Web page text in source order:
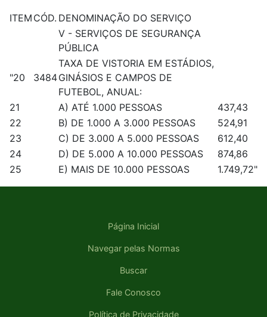
ITEM CÓD. DENOMINAÇÃO DO SERVIÇO
V - SERVIÇOS DE SEGURANÇA
PÚBLICA
"20 3484
TAXA DE VISTORIA EM ESTÁDIOS,
GINÁSIOS E CAMPOS DE
FUTEBOL, ANUAL:
21
A) ATÉ 1.000 PESSOAS
437,43
22
B) DE 1.000 A 3.000 PESSOAS
524,91
23
C) DE 3.000 A 5.000 PESSOAS
612,40
24
D) DE 5.000 A 10.000 PESSOAS
874,86
25
E) MAIS DE 10.000 PESSOAS 1.749,72"
Página Inicial
Navegar pelas Normas
Buscar
Fale Conosco
Política de Privacidade